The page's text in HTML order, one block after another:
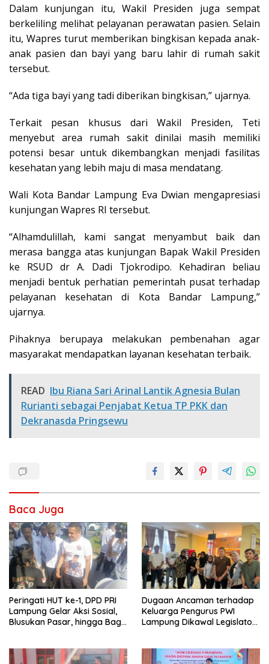
Dalam kunjungan itu, Wakil Presiden juga sempat
berkeliling melihat pelayanan perawatan pasien. Selain
itu, Wapres turut memberikan bingkisan kepada anak-
anak pasien dan bayi yang baru lahir di rumah sakit
tersebut.
“Ada tiga bayi yang tadi diberikan bingkisan,” ujarnya.
Terkait pesan khusus dari Wakil Presiden, Teti
menyebut area rumah sakit dinilai masih memiliki
potensi besar untuk dikembangkan menjadi fasilitas
kesehatan yang lebih maju di masa mendatang.
Wali Kota Bandar Lampung Eva Dwian mengapresiasi
kunjungan Wapres RI tersebut.
“Alhamdulillah, kami sangat menyambut baik dan
merasa bangga atas kunjungan Bapak Wakil Presiden
ke RSUD dr A. Dadi Tjokrodipo. Kehadiran beliau
menjadi bentuk perhatian pemerintah pusat terhadap
pelayanan kesehatan di Kota Bandar Lampung,”
ujarnya.
Pihaknya berupaya melakukan pembenahan agar
masyarakat mendapatkan layanan kesehatan terbaik.
READ Ibu Riana Sari Arinal Lantik Agnesia Bulan
Rurianti sebagai Penjabat Ketua TP PKK dan
Dekranasda Pringsewu
Baca Juga
Peringati HUT ke-1, DPD PRI
Lampung Gelar Aksi Sosial,
Blusukan Pasar, hingga Bagi-
Dugaan Ancaman terhadap
Keluarga Pengurus PWI
Lampung Dikawal Legislator